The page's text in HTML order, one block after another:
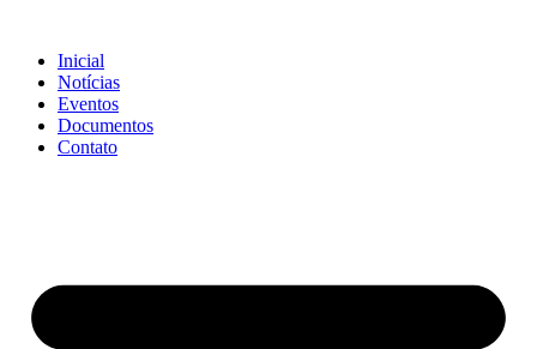
conteúdo
Inicial
Notícias
Eventos
Documentos
Contato